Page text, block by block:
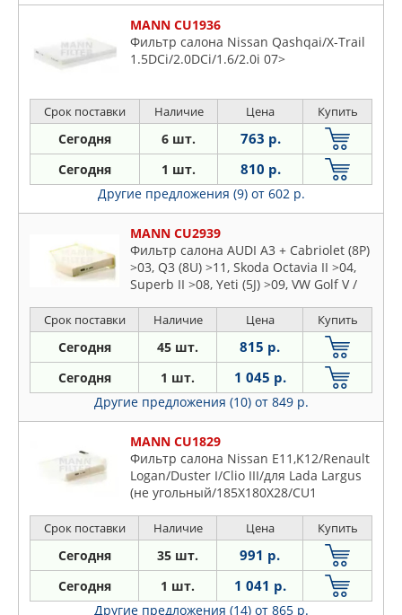
MANN CU1936
Фильтр салона Nissan Qashqai/X-Trail
1.5DCi/2.0DCi/1.6/2.0i 07>
Срок поставки Наличие Цена Купить
Сегодня 6 шт. 763 р.
Сегодня 1 шт. 810 р.
Другие предложения (9) от 602 р.
MANN CU2939
Фильтр салона AUDI A3 + Cabriolet (8P)
>03, Q3 (8U) >11, Skoda Octavia II >04,
Superb II >08, Yeti (5J) >09, VW Golf V /
Срок поставки Наличие Цена Купить
Сегодня 45 шт. 815 р.
Сегодня 1 шт. 1 045 р.
Другие предложения (10) от 849 р.
MANN CU1829
Фильтр салона Nissan E11,K12/Renault
Logan/Duster I/Clio III/для Lada Largus
(не угольный/185X180X28/CU1
Срок поставки Наличие Цена Купить
Сегодня 35 шт. 991 р.
Сегодня 1 шт. 1 041 р.
Другие предложения (14) от 865 р.